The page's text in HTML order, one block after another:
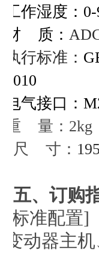
工作湿度：
材 质：
执行标准：
2010
电气接口：
重 量：2kg
尺 寸：
五、订购
标准配置]
变动器主机